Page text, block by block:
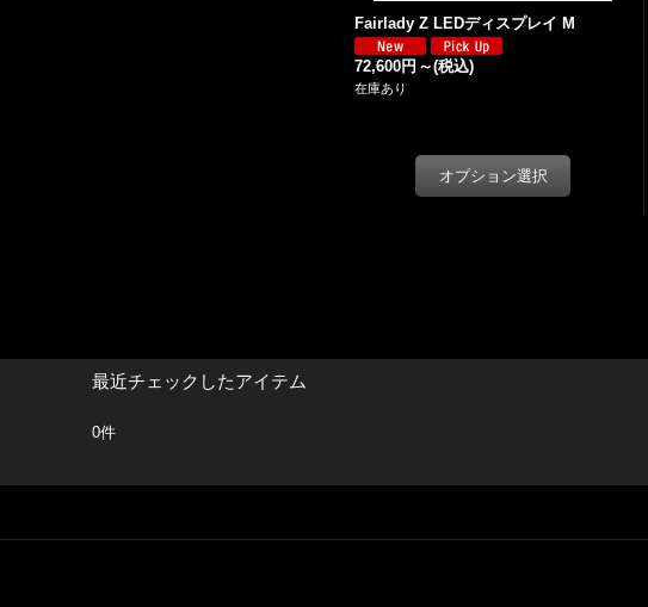
Fairlady Z LEDディスプレイ M
72,600円 ～(税込)
在庫あり
最近チェックしたアイテム
0件